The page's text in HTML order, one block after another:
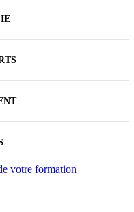
votre formation